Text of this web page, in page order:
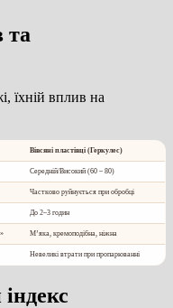
та
їхній вплив на
Вівсяні пластівці (Геркулес)
Середній/Високий (60 – 80)
Частково руйнується при обробці
До 2–3 годин
М’яка, кремоподібна, ніжна
Невеликі втрати при пропарюванні